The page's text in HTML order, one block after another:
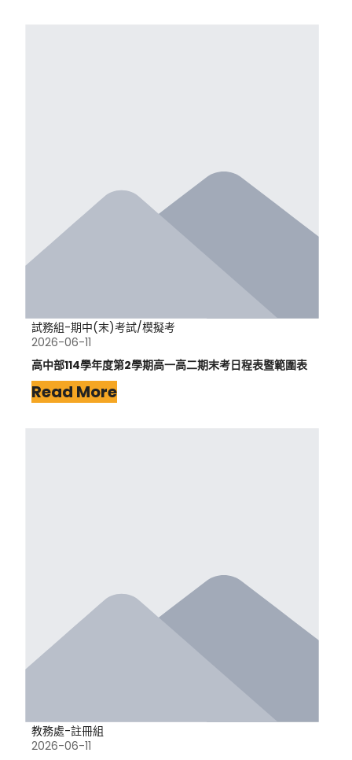
試務組-期中(末)考試/模擬考
2026-06-11
高中部114學年度第2學期高一高二期末考日程表暨範圍表
Read More
教務處-註冊組
2026-06-11